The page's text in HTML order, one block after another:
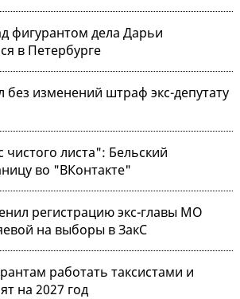
фигурантом дела Дарьи
в Петербурге
без изменений штраф экс-депутату
листа": Бельский
во "ВКонтакте"
регистрацию экс-главы МО
на выборы в ЗакС
работать таксистами и
на 2027 год